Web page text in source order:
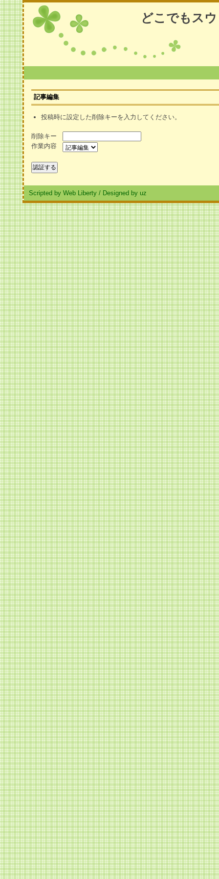
どこでもス
記事編集
投稿時に設定した削除キーを入力してください。
削除キー
作業内容
Scripted by Web Liberty / Designed by uz